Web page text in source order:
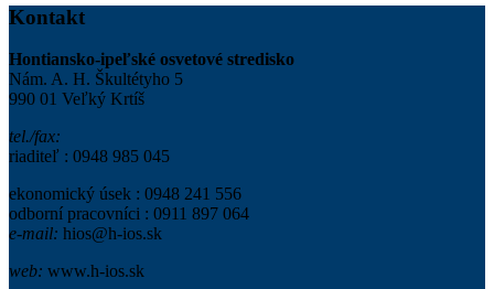
Kontakt
Hontiansko-ipeľské osvetové stredisko
Nám. A. H. Škultétyho 5
990 01 Veľký Krtíš
tel./fax:
riaditeľ : 0948 985 045
ekonomický úsek : 0948 241 556
odborní pracovníci : 0911 897 064
e-mail: hios@h-ios.sk
web: www.h-ios.sk